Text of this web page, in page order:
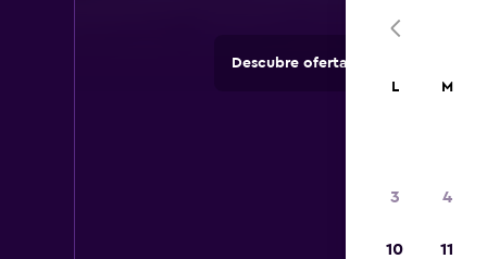
Descubre ofertas de agencias de
L M
3 4
10 11